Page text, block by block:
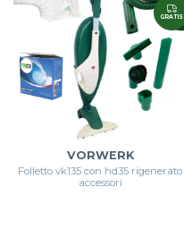
GRATIS
VORWERK
Folletto vk135 con hd35 rigenerato
accessori